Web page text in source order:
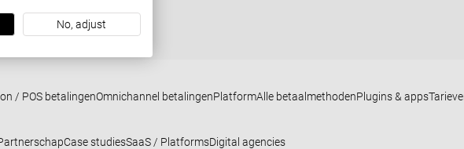
/ POS betalingenOmnichannel betalingenPlatformAlle betaalmethodenPlugins & apps
Case studiesSaaS / PlatformsDigital agencies
No, adjust